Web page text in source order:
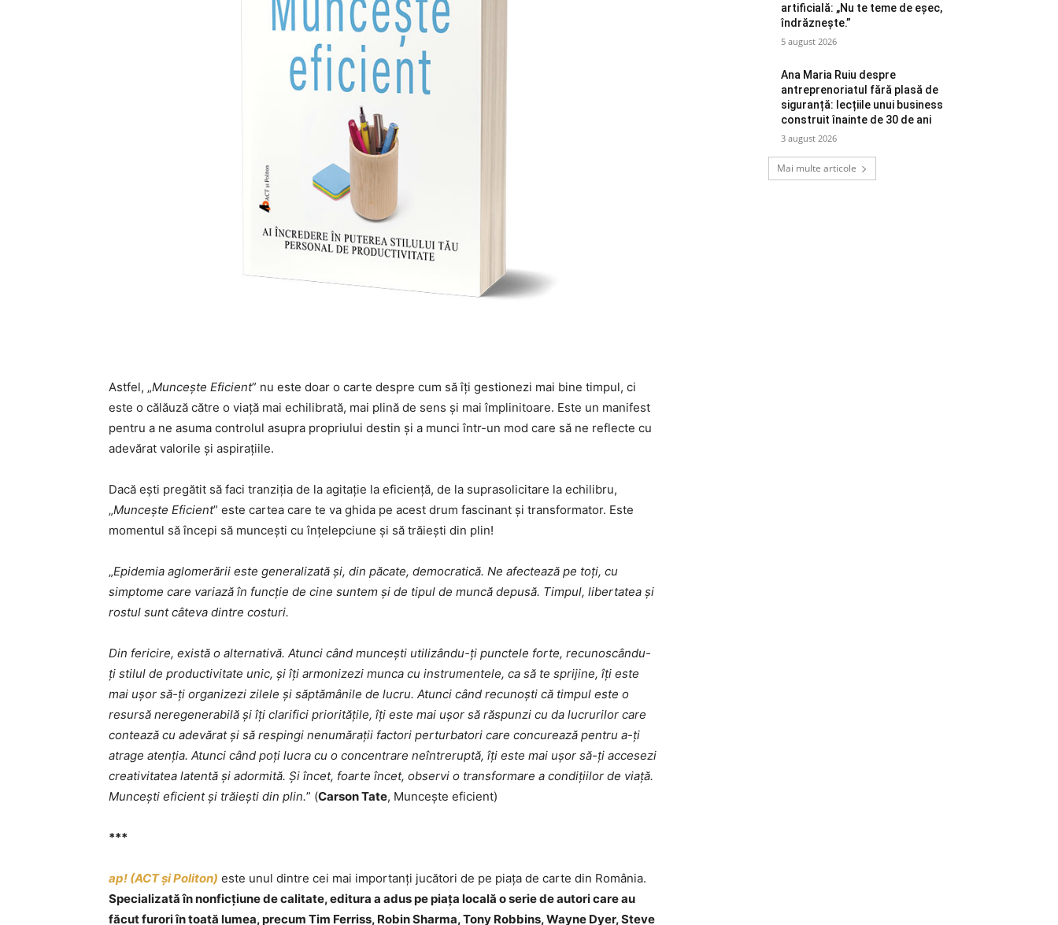
Astfel, „Muncește Eficient” nu este doar o carte despre cum să îți gestionezi mai bine timpul, ci
este o călăuză către o viață mai echilibrată, mai plină de sens și mai împlinitoare. Este un manifest
pentru a ne asuma controlul asupra propriului destin și a munci într-un mod care să ne reflecte cu
adevărat valorile și aspirațiile.
Dacă ești pregătit să faci tranziția de la agitație la eficiență, de la suprasolicitare la echilibru,
„Muncește Eficient” este cartea care te va ghida pe acest drum fascinant și transformator. Este
momentul să începi să muncești cu înțelepciune și să trăiești din plin!
„Epidemia aglomerării este generalizată și, din păcate, democratică. Ne afectează pe toți, cu
simptome care variază în funcție de cine suntem și de tipul de muncă depusă. Timpul, libertatea și
rostul sunt câteva dintre costuri.
Din fericire, există o alternativă. Atunci când muncești utilizându-ți punctele forte, recunoscându-
ți stilul de productivitate unic, și îți armonizezi munca cu instrumentele, ca să te sprijine, îți este
mai ușor să-ți organizezi zilele și săptămânile de lucru. Atunci când recunoști că timpul este o
resursă neregenerabilă și îți clarifici prioritățile, îți este mai ușor să răspunzi cu da lucrurilor care
contează cu adevărat și să respingi nenumărații factori perturbatori care concurează pentru a-ți
atrage atenția. Atunci când poți lucra cu o concentrare neîntreruptă, îți este mai ușor să-ți accesezi
creativitatea latentă și adormită. Și încet, foarte încet, observi o transformare a condițiilor de viață.
Muncești eficient și trăiești din plin.” (Carson Tate, Muncește eficient)
***
ap! (ACT și Politon) este unul dintre cei mai importanți jucători de pe piața de carte din România.
Specializată în nonficțiune de calitate, editura a adus pe piața locală o serie de autori care au
făcut furori în toată lumea, precum Tim Ferriss, Robin Sharma, Tony Robbins, Wayne Dyer, Steve
artificială: „Nu te teme de eșec,
îndrăznește.”
5 august 2026
Ana Maria Ruiu despre
antreprenoriatul fără plasă de
siguranță: lecțiile unui business
construit înainte de 30 de ani
3 august 2026
Mai multe articole